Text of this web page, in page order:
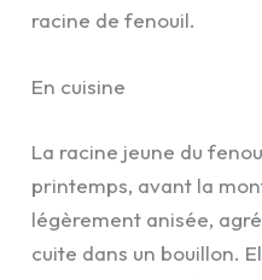
racine de fenouil.
En cuisine
La racine jeune du
printemps, avant la
légèrement anisée,
cuite dans un bouillon.